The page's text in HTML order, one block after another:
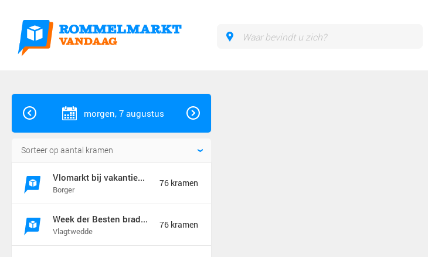
morgen, 7 augustus
Vlomarkt bij vakantiebraderie in Borger
Borger
76 kramen
Week der Besten braderie en rommelmarkt (jaarmarkt)
Vlagtwedde
76 kramen